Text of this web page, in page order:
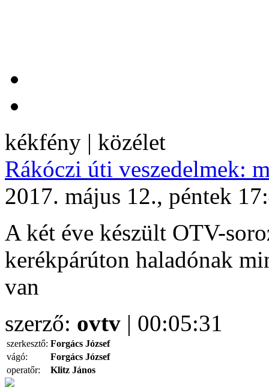
kékfény | közélet
Rákóczi úti veszedelmek:
2017. május 12., péntek
A két éve készült OTV-
kerékpárúton haladónak
van
szerző: ovtv | 00:05:31
szerkesztő: Forgács József
vágó:
Forgács József
operatőr:
Klitz János